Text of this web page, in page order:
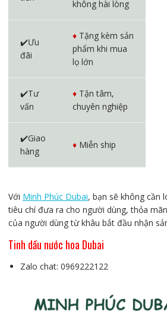
không hài lòng
✔️Ưu
đãi
♦️ Tặng kèm sản
phẩm khi mua
lọ lớn
✔️Tư
vấn
♦️ Tận tâm,
chuyên nghiệp
✔️Giao
hàng
♦️ Miễn ship
Với Minh Phúc Dubai, bạn sẽ không cần
tiêu chí đưa ra cho người dùng, thỏa
của người dùng từ khâu bắt đầu nhận
Tinh dầu nước hoa Dubai
Zalo chat: 0969222122